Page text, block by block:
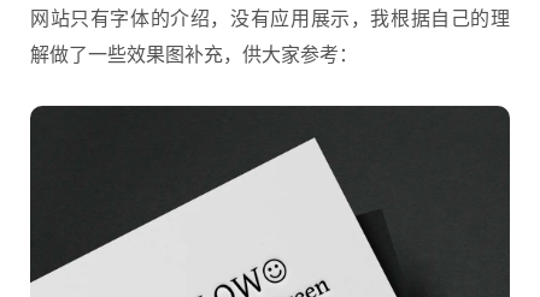
网站只有字体的介绍，没有应用展示，我根据自己的理
解做了一些效果图补充，供大家参考：